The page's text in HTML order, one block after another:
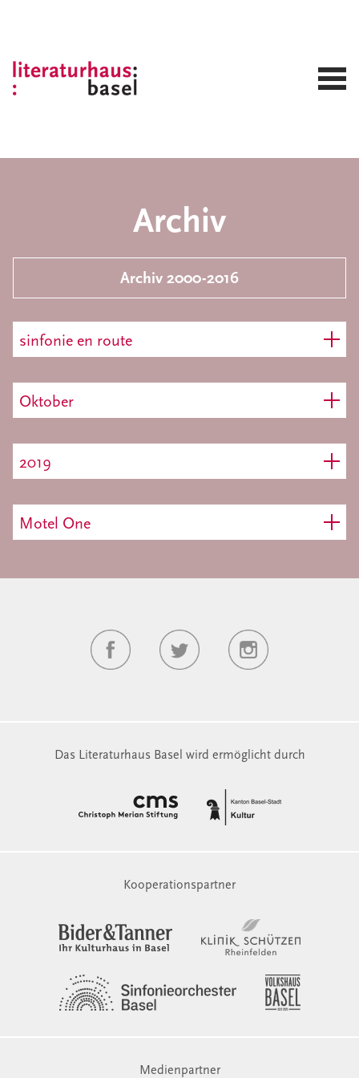
Archiv
Archiv 2000-2016
sinfonie en route
Oktober
2019
Motel One
Das Literaturhaus Basel wird ermöglicht durch
Kooperationspartner
Medienpartner